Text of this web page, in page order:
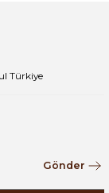
Türkiye
Gönder